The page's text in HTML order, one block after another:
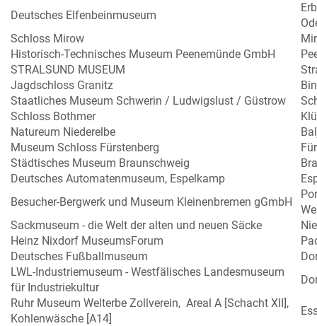
Deutsches Elfenbeinmuseum
Schloss Mirow
Historisch-Technisches Museum Peenemünde GmbH
STRALSUND MUSEUM
Jagdschloss Granitz
Staatliches Museum Schwerin / Ludwigslust / Güstrow
Schloss Bothmer
Natureum Niederelbe
Museum Schloss Fürstenberg
Städtisches Museum Braunschweig
Deutsches Automatenmuseum, Espelkamp
Besucher-Bergwerk und Museum Kleinenbremen gGmbH
Sackmuseum - die Welt der alten und neuen Säcke
Heinz Nixdorf MuseumsForum
Deutsches Fußballmuseum
LWL-Industriemuseum - Westfälisches Landesmuseum
für Industriekultur
Ruhr Museum Welterbe Zollverein, Areal A [Schacht XII],
Kohlenwäsche [A14]